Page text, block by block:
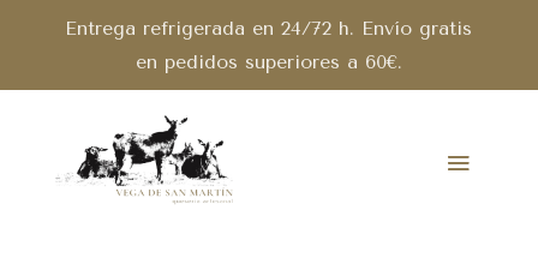
Entrega refrigerada en 24/72 h. Envío gratis
en pedidos superiores a 60€.